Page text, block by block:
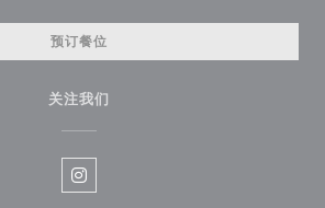
预订餐位
关注我们
Instagram ((在新窗口中打开))